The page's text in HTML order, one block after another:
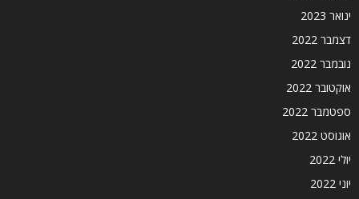
ינואר 2023
דצמבר 2022
נובמבר 2022
אוקטובר 2022
ספטמבר 2022
אוגוסט 2022
יולי 2022
יוני 2022